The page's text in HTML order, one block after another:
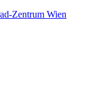
Zentrum Wien